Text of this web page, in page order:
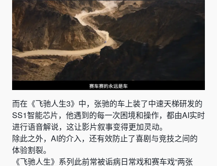
而在《飞驰人生3》中，张驰的车上装了中速天梯研发的
SS1智能芯片，他遇到的每一次困境和操作，都由AI实时
进行语音解说，这让影片叙事变得更加灵动。
除此之外， AI的介入，还有效防止了喜剧与竞技之间的
体验割裂。
《飞驰人生》系列此前常被诟病日常戏和赛车戏“两张